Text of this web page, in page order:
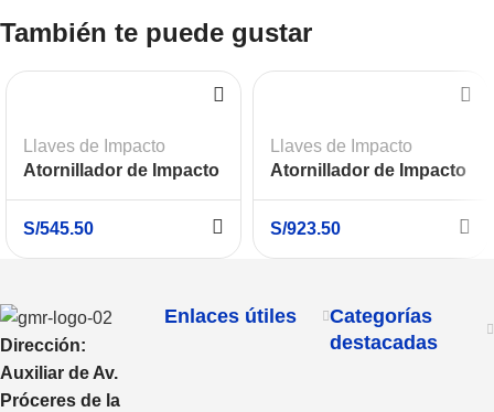
También te puede gustar
Llaves de Impacto
Atornillador de Impacto
MAKITA TD111DZ
S/545.50
Llaves de Impacto
Atornillador de Impacto
MAKITA DTD171Z
S/923.50
Dirección:
Auxiliar de Av.
Próceres de la
Enlaces útiles
Categorías
destacadas